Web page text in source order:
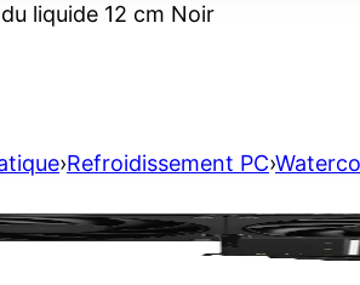
liquide 12 cm Noir
›Refroidissement PC›